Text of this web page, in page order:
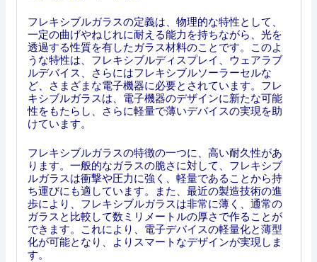
フレキシブルガラスの定義は、物理的な特性として、
一定の曲げやねじれに耐える能力を持ちながら、光を
透過する性質を有したガラス材料のことです。このよ
うな特性は、フレキシブルディスプレイ、ウェアラブ
ルデバイス、さらにはフレキシブルソーラーセルな
ど、さまざまな電子機器に必要とされています。フレ
キシブルガラスは、電子機器のデザインに新たな可能
性をもたらし、さらに軽量で薄いデバイスの実現を助
けています。
フレキシブルガラスの特徴の一つに、高い耐久性があ
ります。一般的なガラスの脆さに対して、フレキシブ
ルガラスは衝撃や圧力に強く、軽量であることから持
ち運びにも適しています。また、最近の製造技術の進
歩により、フレキシブルガラスは非常に薄く、通常の
ガラスと比較して数ミリメートルの厚さで作ることが
できます。これにより、電子デバイスの軽量化と薄型
化が可能となり、よりスマートなデザインが実現しま
す。